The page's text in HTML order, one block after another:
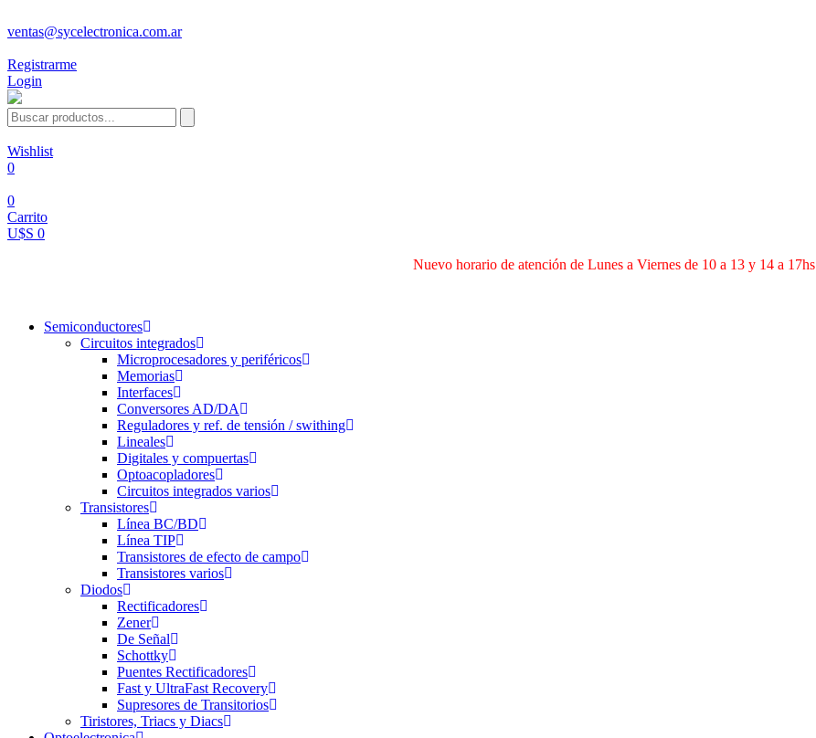
ventas@sycelectronica.com.ar
Registrarme
Login
Wishlist
0
0
Carrito
U$S 0
Nuevo horario de atención de Lunes a Viernes de 10 a 13 y 14 a 17hs
Semiconductores
Circuitos integrados
Microprocesadores y periféricos
Memorias
Interfaces
Conversores AD/DA
Reguladores y ref. de tensión / swithing
Lineales
Digitales y compuertas
Optoacopladores
Circuitos integrados varios
Transistores
Línea BC/BD
Línea TIP
Transistores de efecto de campo
Transistores varios
Diodos
Rectificadores
Zener
De Señal
Schottky
Puentes Rectificadores
Fast y UltraFast Recovery
Supresores de Transitorios
Tiristores, Triacs y Diacs